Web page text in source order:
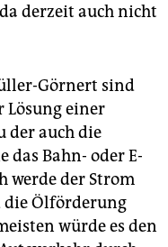
derzeit auch nicht
Görnert sind
Lösung einer
der auch die
Bahn- oder E-
werde der Strom
die Ölförderung
würde es den